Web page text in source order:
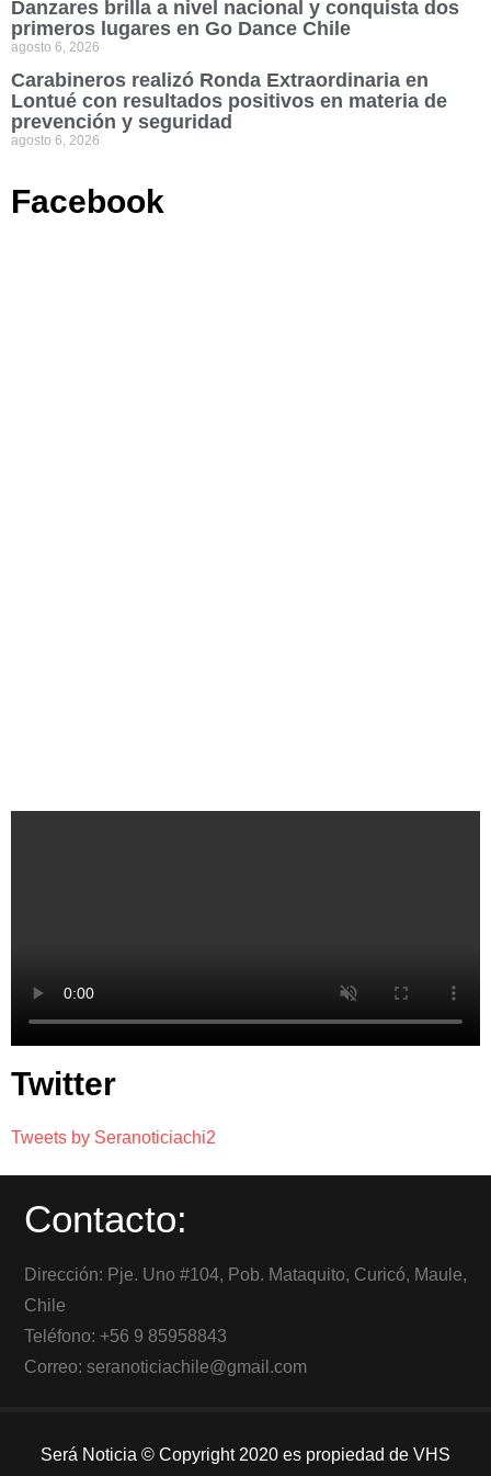
Danzares brilla a nivel nacional y conquista dos
primeros lugares en Go Dance Chile
agosto 6, 2026
Carabineros realizó Ronda Extraordinaria en
Lontué con resultados positivos en materia de
prevención y seguridad
agosto 6, 2026
Facebook
Twitter
Tweets by Seranoticiachi2
Contacto:
Dirección: Pje. Uno #104, Pob. Mataquito, Curicó, Maule,
Chile
Teléfono: +56 9 85958843
Correo: seranoticiachile@gmail.com
Será Noticia © Copyright 2020 es propiedad de VHS